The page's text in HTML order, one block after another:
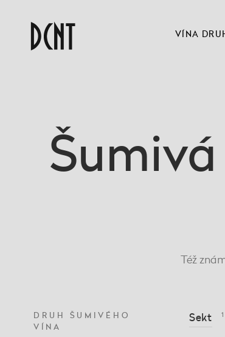
VÍNA
Též
DRUH ŠUMIVÉHO
VÍNA
Sekt 1